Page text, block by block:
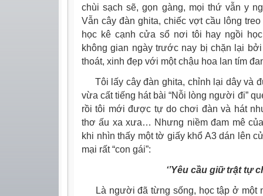
chùi sạch sẽ, gọn gàng, mọi thứ vẫn y
Vẫn cây đàn ghita, chiếc vợt cầu lông
học kê cạnh cửa sổ nơi tôi hay ngồi
không gian ngày trước nay bị chặn lại
thoát, xinh đẹp với một chậu hoa lan tím
Tôi lấy cây đàn ghita, chỉnh lại dây và
vừa cất tiếng hát bài “Nỗi lòng người đi”
rồi tôi mới được tự do chơi đàn và hát
thơ ấu xa xưa… Nhưng niềm đam mê
khi nhìn thấy một tờ giấy khổ A3 dán lên
mại rất “con gái”:
‘’Yêu cầu giữ trật tự
Là người đã từng sống, học tập ở một